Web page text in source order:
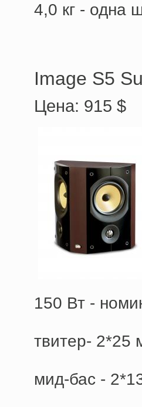
4,0 кг - одна
Image S5
Цена: 915 $
150 Вт -
твитер- 2*25
мид-бас -